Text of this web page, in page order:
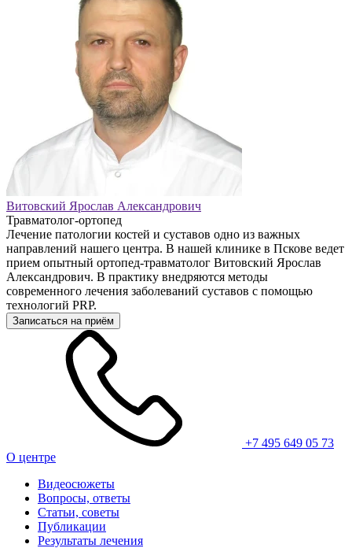
Витовский Ярослав Александрович
Травматолог-ортопед
Лечение патологии костей и суставов одно из важных
направлений нашего центра. В нашей клинике в Пскове ведет
прием опытный ортопед-травматолог Витовский Ярослав
Александрович. В практику внедряются методы
современного лечения заболеваний суставов с помощью
технологий PRP.
Записаться на приём
+7 495 649 05 73
О центре
Видеосюжеты
Вопросы, ответы
Статьи, советы
Публикации
Результаты лечения